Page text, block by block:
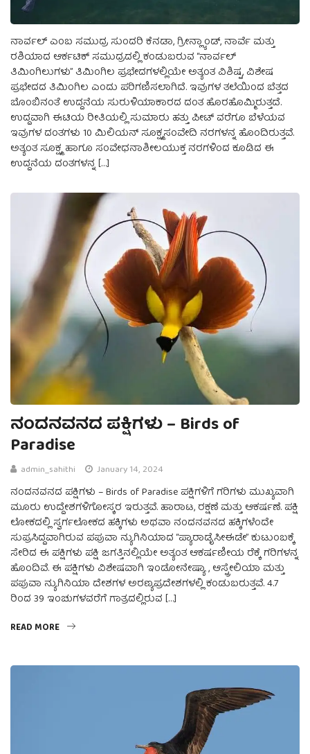
ನಾರ್ವಲ್ ಎಂಬ ಸಮುದ್ರ ಸುಂದರಿ ಕೆನಡಾ, ಗ್ರೀನ್ಲ್ಯಾಂಡ್, ನಾರ್ವೆ ಮತ್ತು
ರಶಿಯಾದ ಆರ್ಕಟಿಕ್ ಸಮುದ್ರದಲ್ಲಿ ಕಂಡುಬರುವ “ನಾರ್ವಲ್
ತಿಮಿಂಗಿಲುಗಳು” ತಿಮಿಂಗಿಲ ಪ್ರಭೇದಗಳಲ್ಲಿಯೇ ಅತ್ಯಂತ ವಿಶಿಷ್ಟ, ವಿಶೇಷ
ಪ್ರಭೇದದ ತಿಮಿಂಗಿಲ ಎಂದು ಪರಿಗಣಿಸಲಾಗಿದೆ. ಇವುಗಳ ತಲೆಯಿಂದ ಬೆತ್ತದ
ಬೊಂಬಿನಂತೆ ಉದ್ದನೆಯ ಸುರುಳಿಯಾಕಾರದ ದಂತ ಹೊರಹೊಮ್ಮಿರುತ್ತದೆ.
ಉದ್ದವಾಗಿ ಈಟಿಯ ರೀತಿಯಲ್ಲಿ ಸುಮಾರು ಹತ್ತು ಪೀಟ್ ವರೆಗೂ ಬೆಳೆಯವ
ಇವುಗಳ ದಂತಗಳು 10 ಮಿಲಿಯನ್ ಸೂಕ್ಷ್ಮಸಂವೇದಿ ನರಗಳನ್ನ ಹೊಂದಿರುತ್ತವೆ.
ಅತ್ಯಂತ ಸೂಕ್ಷ್ಮ ಹಾಗೂ ಸಂವೇಧನಾಶೀಲಯುಕ್ತ ನರಗಳಿಂದ ಕೂಡಿದ ಈ
ಉದ್ದನೆಯ ದಂತಗಳನ್ನ […]
ನಂದನವನದ ಪಕ್ಷಿಗಳು – Birds of
Paradise
admin_sahithi January 14, 2024
ನಂದನವನದ ಪಕ್ಷಿಗಳು – Birds of Paradise ಪಕ್ಷಿಗಳಿಗೆ ಗರಿಗಳು ಮುಖ್ಯವಾಗಿ
ಮೂರು ಉದ್ದೇಶಗಳಿಗೋಸ್ಕರ ಇರುತ್ತವೆ. ಹಾರಾಟ, ರಕ್ಷಣೆ ಮತ್ತು ಆಕರ್ಷಣೆ. ಪಕ್ಷಿ
ಲೋಕದಲ್ಲಿ ಸ್ವರ್ಗಲೋಕದ ಹಕ್ಕಿಗಳು ಅಥವಾ ನಂದನವನದ ಹಕ್ಕಿಗಳೆಂದೇ
ಸುಪ್ರಸಿದ್ದವಾಗಿರುವ ಪಪುವಾ ನ್ಯುಗಿನಿಯಾದ “ಪ್ಯಾರಾಡೈಸೀಈಡೇ” ಕುಟುಂಬಕ್ಕೆ
ಸೇರಿದ ಈ ಪಕ್ಷಿಗಳು ಪಕ್ಷಿ ಜಗತ್ತಿನಲ್ಲಿಯೇ ಅತ್ಯಂತ ಆಕರ್ಷಣೀಯ ರೆಕ್ಕೆ ಗರಿಗಳನ್ನ
ಹೊಂದಿವೆ. ಈ ಪಕ್ಷಿಗಳು ವಿಶೇಷವಾಗಿ ಇಂಡೋನೇಷ್ಯಾ , ಆಸ್ಟ್ರೇಲಿಯಾ ಮತ್ತು
ಪಪುವಾ ನ್ಯುಗಿನಿಯಾ ದೇಶಗಳ ಅರಣ್ಯಪ್ರದೇಶಗಳಲ್ಲಿ ಕಂಡುಬರುತ್ತವೆ. 4.7
ರಿಂದ 39 ಇಂಚುಗಳವರೆಗೆ ಗಾತ್ರದಲ್ಲಿರುವ […]
READ MORE